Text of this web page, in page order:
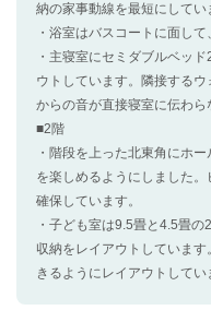
納の家事動線を最短にしてい
・浴室はバスコートに面し
・主寝室にセミダブルベッ
ウトしています。隣接する
からの音が直接寝室に伝わら
■2階
・階段を上った北東角にホ
を楽しめるようにしました
確保しています。
・子ども室は9.5畳と4.5畳の
収納をレイアウトしていま
きるようにレイアウトしてい